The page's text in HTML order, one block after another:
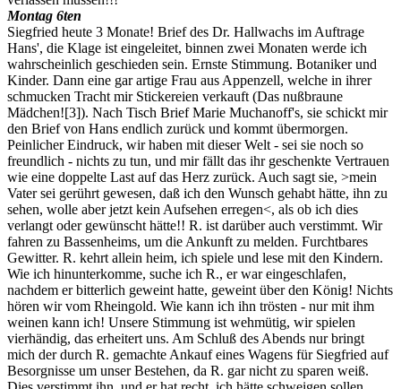
Montag 6ten
Siegfried heute 3 Monate! Brief des Dr. Hallwachs im Auftrage
Hans', die Klage ist eingeleitet, binnen zwei Monaten werde ich
wahrscheinlich geschieden sein. Ernste Stimmung. Botaniker und
Kinder. Dann eine gar artige Frau aus Appenzell, welche in ihrer
schmucken Tracht mir Stickereien verkauft (Das nußbraune
Mädchen![3]). Nach Tisch Brief Marie Muchanoff's, sie schickt mir
den Brief von Hans endlich zurück und kommt übermorgen.
Peinlicher Eindruck, wir haben mit dieser Welt - sei sie noch so
freundlich - nichts zu tun, und mir fällt das ihr geschenkte Vertrauen
wie eine doppelte Last auf das Herz zurück. Auch sagt sie, >mein
Vater sei gerührt gewesen, daß ich den Wunsch gehabt hätte, ihn zu
sehen, wolle aber jetzt kein Aufsehen erregen<, als ob ich dies
verlangt oder gewünscht hätte!! R. ist darüber auch verstimmt. Wir
fahren zu Bassenheims, um die Ankunft zu melden. Furchtbares
Gewitter. R. kehrt allein heim, ich spiele und lese mit den Kindern.
Wie ich hinunterkomme, suche ich R., er war eingeschlafen,
nachdem er bitterlich geweint hatte, geweint über den König! Nichts
hören wir vom Rheingold. Wie kann ich ihn trösten - nur mit ihm
weinen kann ich! Unsere Stimmung ist wehmütig, wir spielen
vierhändig, das erheitert uns. Am Schluß des Abends nur bringt
mich der durch R. gemachte Ankauf eines Wagens für Siegfried auf
Besorgnisse um unser Bestehen, da R. gar nicht zu sparen weiß.